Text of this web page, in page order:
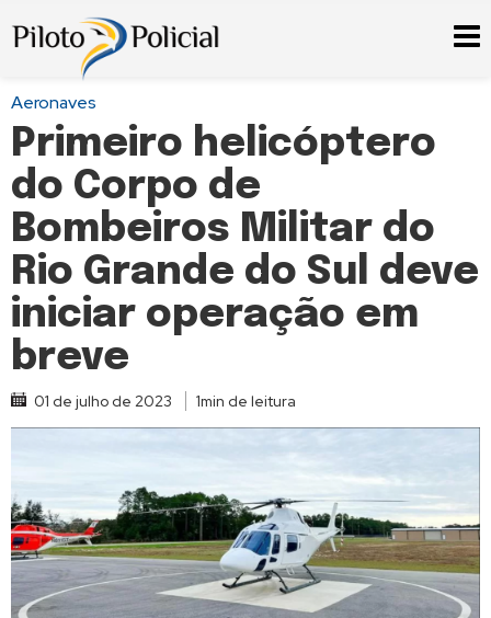
Aeronaves
Primeiro helicóptero
do Corpo de
Bombeiros Militar do
Rio Grande do Sul deve
iniciar operação em
breve
01 de julho de 2023 1min de leitura